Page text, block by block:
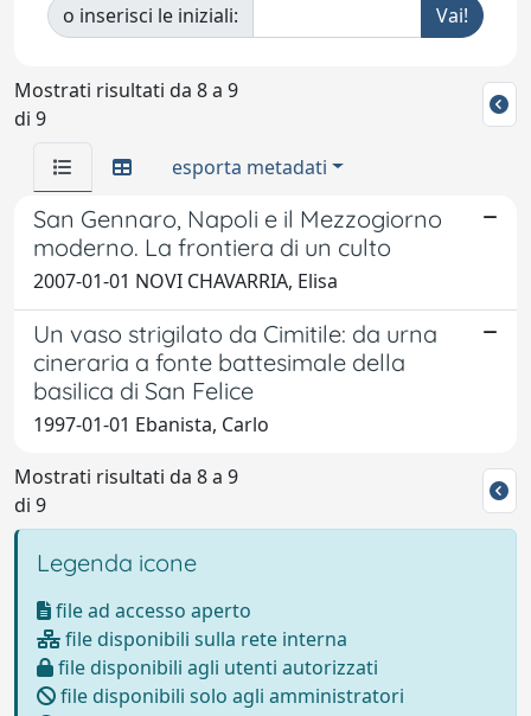
o inserisci le iniziali:
Mostrati risultati da 8 a 9
di 9
esporta metadati
San Gennaro, Napoli e il Mezzogiorno
moderno. La frontiera di un culto
2007-01-01 NOVI CHAVARRIA, Elisa
Un vaso strigilato da Cimitile: da urna
cineraria a fonte battesimale della
basilica di San Felice
1997-01-01 Ebanista, Carlo
Mostrati risultati da 8 a 9
di 9
Legenda icone
file ad accesso aperto
file disponibili sulla rete interna
file disponibili agli utenti autorizzati
file disponibili solo agli amministratori